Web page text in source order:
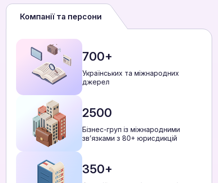
Компанії та персони
700+
Українських та міжнародних
джерел
2500
Бізнес-груп із міжнародними
звʼязками з 80+ юрисдикцій
350+